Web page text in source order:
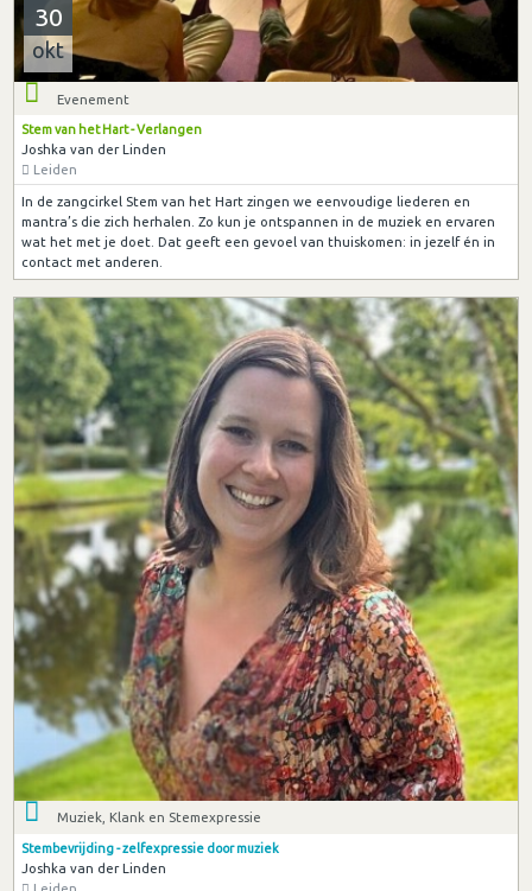
30
okt
Evenement
Stem van het Hart - Verlangen
Joshka van der Linden
Leiden
In de zangcirkel Stem van het Hart zingen we eenvoudige liederen en
mantra’s die zich herhalen. Zo kun je ontspannen in de muziek en ervaren
wat het met je doet. Dat geeft een gevoel van thuiskomen: in jezelf én in
contact met anderen.
Muziek, Klank en Stemexpressie
Stembevrijding - zelfexpressie door muziek
Joshka van der Linden
Leiden